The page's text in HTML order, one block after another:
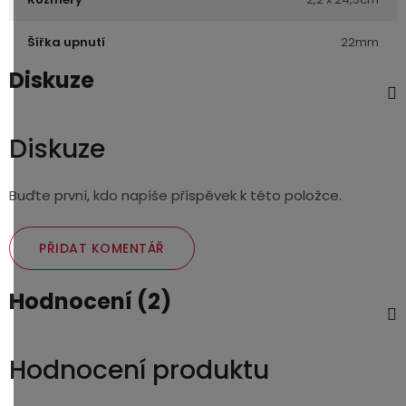
Šířka upnutí 22mm
Diskuze
Diskuze
Buďte první, kdo napíše příspěvek k této položce.
PŘIDAT KOMENTÁŘ
Hodnocení (2)
Hodnocení produktu